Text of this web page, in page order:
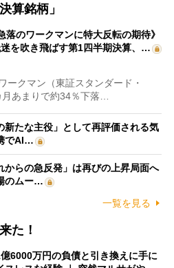
算銘柄」
落のワークマンに特大反転の期待》
を吹き飛ばす第1四半期決算、…
クマン（東証スタンダード・
あまりで約34％下落…
新たな主役」として再評価される気
でAI…
からの急反発」は再びの上昇局面へ
のムー…
一覧を見る
た！
億6000万円の負債と引き換えに手に